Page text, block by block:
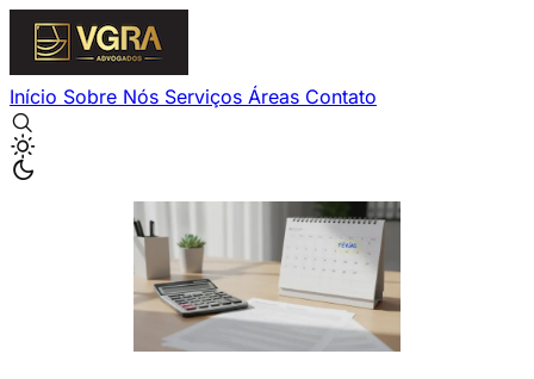
Início Sobre Nós Serviços Áreas Contato